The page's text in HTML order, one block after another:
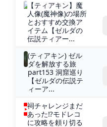
【ティアキン】魔
人像(魔神像)の場所
とおすすめ交換ア
イテム【ゼルダの
伝説ティアー...
(ティアキン) ゼル
ダを解放する旅
part153 洞窟巡り
【ゼルダの伝説テ
ィーア...
祠チャレンジまだ
あった⁉モドレコ
に攻略を頼り切る